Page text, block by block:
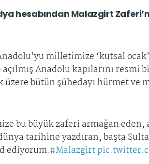
hesabından Malazgirt
milletimize ‘kutsal
Anadolu kapılarını resmi
bütün şühedayı hürmet ve
bu büyük zaferi armağan
tarihine yazdıran, başta
ediyorum.#Malazgirt